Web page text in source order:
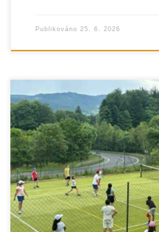
Publikováno 25. 6. 2026
Ve dnech 19. – 21. 6. 2026
vzdělávací pobyt pro
tradičně na Hotelu Stará